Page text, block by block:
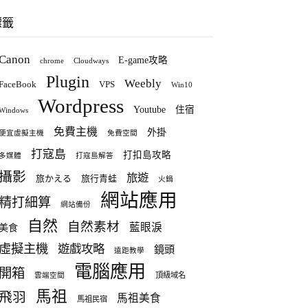
chrome Cloudways E-game攻略
Plugin VPS Weebly Win10
Wordpress Youtube 住宿
宜虛擬主機 免費主機 免費空間 外掛
媒體 打寇島 打寇島解答 打扣島攻略
攝影 旅かえる 旅行青蛙 旅遊 火鍋
打細算 網站備份 網站應用
食 自然 自然素材 藍眼淚
虛擬主機 遊戲攻略 遠距教學 鏡頭
開箱 雲端空間 電腦應用 頂級域名
飛羽 馬祖 馬祖民宿 馬祖美食